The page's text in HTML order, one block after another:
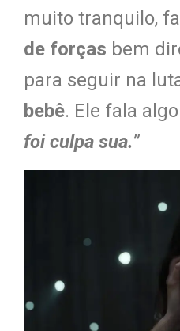
muito tranquilo,
de forças bem
para seguir na
bebê. Ele fala
foi culpa sua.”